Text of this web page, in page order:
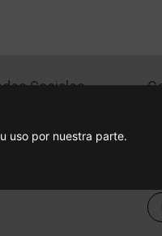
Sociales
uso por nuestra parte.